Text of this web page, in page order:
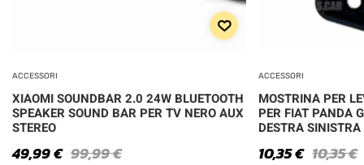
ACCESSORI
XIAOMI SOUNDBAR 2.0 24W BLUETOOTH
SPEAKER SOUND BAR PER TV NERO AUX
STEREO
99,99€
49,99€
ACCESSORI
MOSTRINA PER
PER FIAT PANDA
DESTRA SINISTRA
10,35€
10,35€